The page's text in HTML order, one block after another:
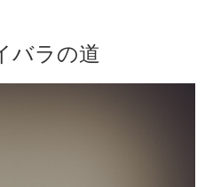
バラの道